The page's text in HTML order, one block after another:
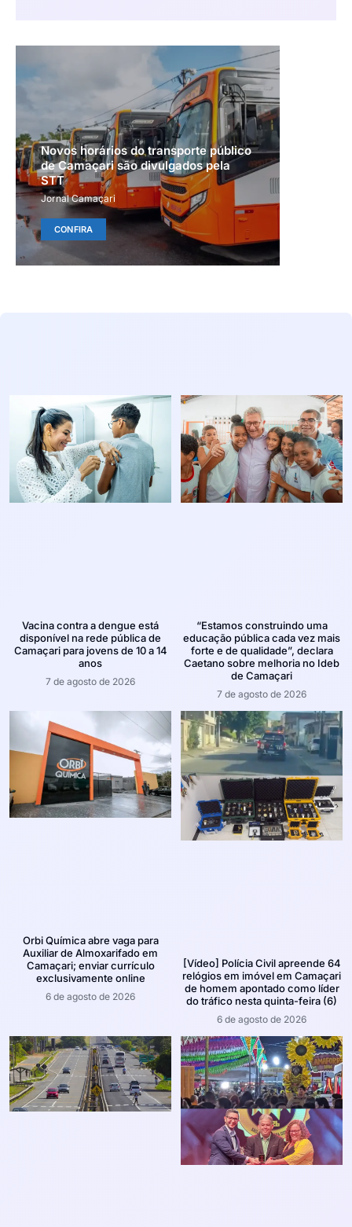
Novos horários do transporte público
de Camaçari são divulgados pela
STT
Jornal Camaçari
CONFIRA
Vacina contra a dengue está
disponível na rede pública de
Camaçari para jovens de 10 a 14
anos
7 de agosto de 2026
“Estamos construindo uma
educação pública cada vez mais
forte e de qualidade”, declara
Caetano sobre melhoria no Ideb
de Camaçari
7 de agosto de 2026
Orbi Química abre vaga para
Auxiliar de Almoxarifado em
Camaçari; enviar currículo
exclusivamente online
6 de agosto de 2026
[Vídeo] Polícia Civil apreende 64
relógios em imóvel em Camaçari
de homem apontado como líder
do tráfico nesta quinta-feira (6)
6 de agosto de 2026